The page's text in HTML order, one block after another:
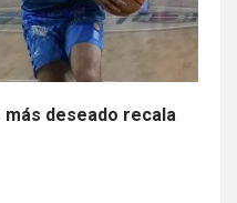
deseado recala